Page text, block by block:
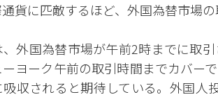
貨に匹敵するほど、外国為替市場の
外国為替市場が午前2時までに取
ヨーク午前の取引時間までカバー
収されると期待している。外国人